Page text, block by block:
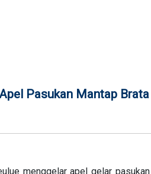
Pasukan Mantap Brata
menggelar apel gelar